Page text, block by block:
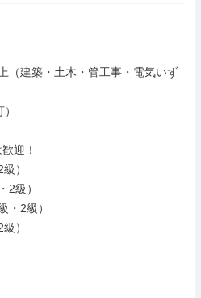
（建築・土木・管工事・電気いず
迎！
）
2級）
・2級）
）